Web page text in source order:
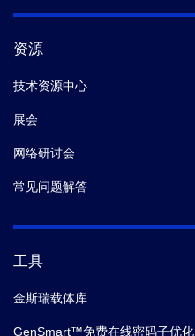
资源
技术资源中心
展会
网络研讨会
常见问题解答
工具
金斯瑞载体库
GenSmart™免费在线密码子优化